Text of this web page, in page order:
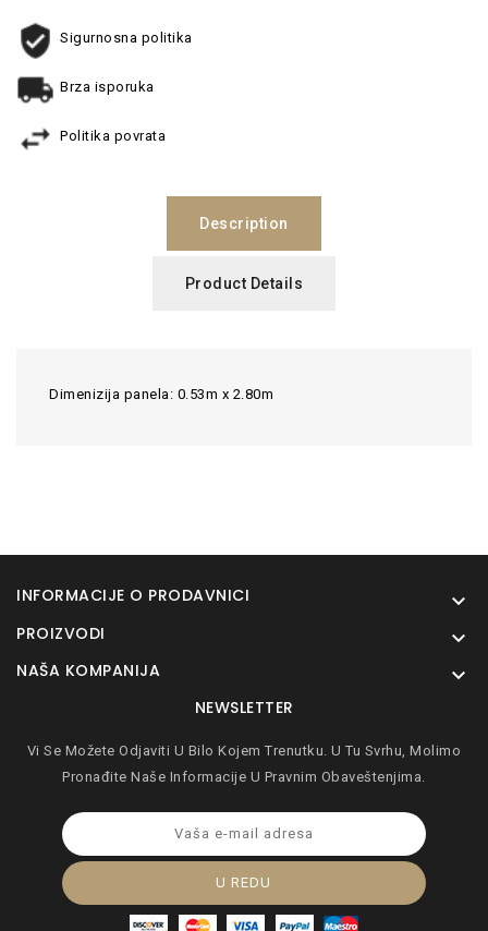
Sigurnosna politika
Brza isporuka
Politika povrata
Description
Product Details
Dimenizija panela: 0.53m x 2.80m
INFORMACIJE O PRODAVNICI 
PROIZVODI 
NAŠA KOMPANIJA 
NEWSLETTER
Vi Se Možete Odjaviti U Bilo Kojem Trenutku. U Tu Svrhu, Molimo
Pronađite Naše Informacije U Pravnim Obaveštenjima.